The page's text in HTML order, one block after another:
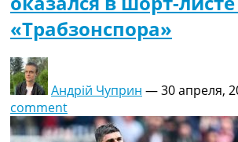
«Трабзонспора»
Андрій Чуприн —30 апреля,
comment